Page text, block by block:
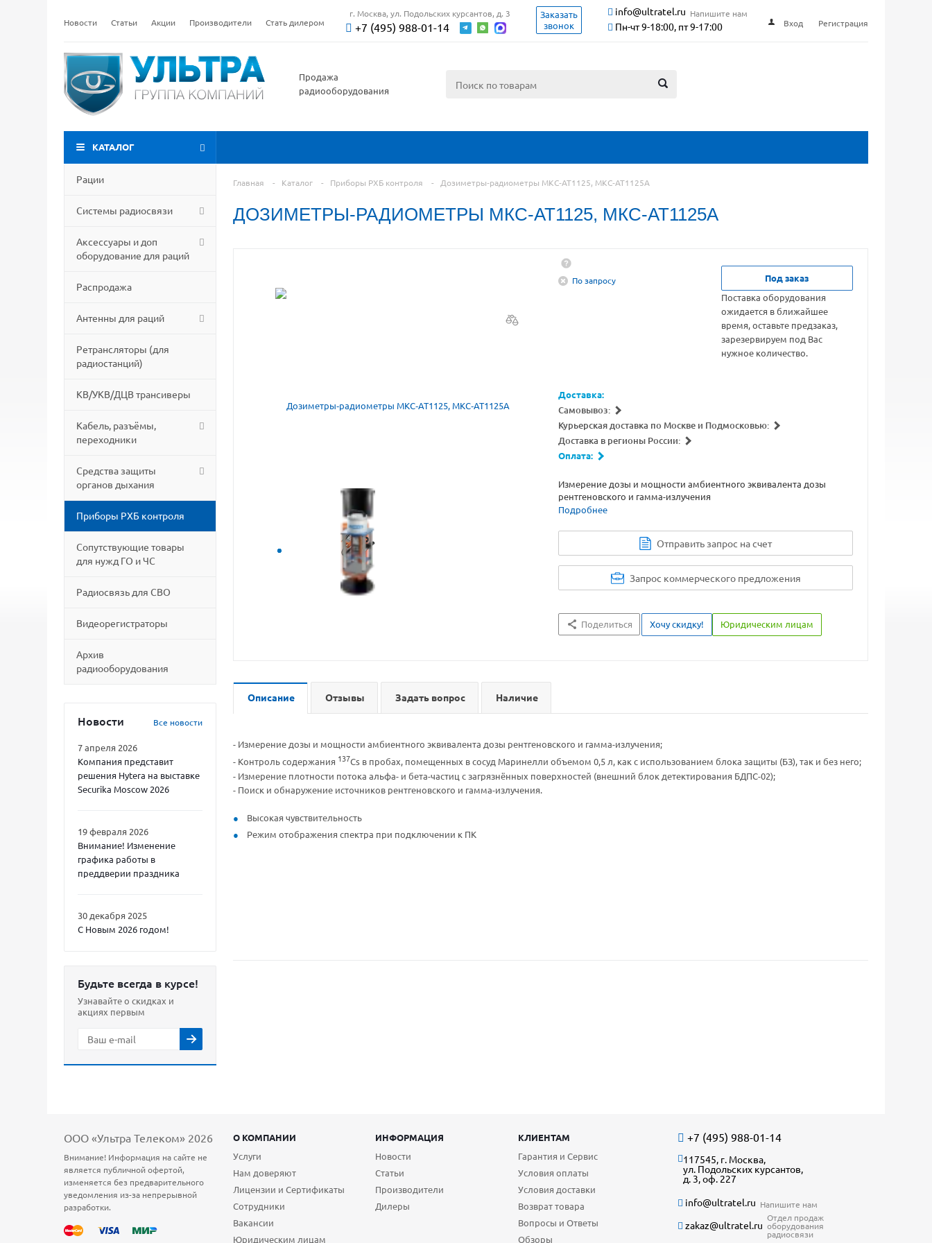
Новости Статьи Акции Производители Стать дилером
г. Москва, ул. Подольских курсантов, д. 3
+7 (495) 988-01-14
Заказать
звонок
info@ultratel.ru Напишите нам
Пн-чт 9-18:00, пт 9-17:00 Вход Регистрация
Продажа
радиооборудования
КАТАЛОГ
Рации
Системы радиосвязи
Аксессуары и доп
оборудование для раций
Распродажа
Антенны для раций
Ретрансляторы (для
радиостанций)
КВ/УКВ/ДЦВ трансиверы
Кабель, разъёмы,
переходники
Средства защиты
органов дыхания
Приборы РХБ контроля
Сопутствующие товары
для нужд ГО и ЧС
Радиосвязь для СВО
Видеорегистраторы
Архив
радиооборудования
Новости Все новости
7 апреля 2026
Компания представит
решения Hytera на выставке
Securika Moscow 2026
19 февраля 2026
Внимание! Изменение
графика работы в
преддверии праздника
30 декабря 2025
С Новым 2026 годом!
Будьте всегда в курсе!
Узнавайте о скидках и
акциях первым
Главная - Каталог - Приборы РХБ контроля - Дозиметры‑радиометры МКС‑АТ1125, МКС‑АТ1125А
ДОЗИМЕТРЫ‑РАДИОМЕТРЫ МКС‑АТ1125, МКС‑АТ1125А
По запросу
Под заказ
Поставка оборудования
ожидается в ближайшее
время, оставьте предзаказ,
зарезервируем под Вас
нужное количество.
Доставка:
Самовывоз:
Курьерская доставка по Москве и Подмосковью:
Доставка в регионы России:
Оплата:
Измерение дозы и мощности амбиентного эквивалента дозы
рентгеновского и гамма-излучения
Подробнее
Отправить запрос на счет
Запрос коммерческого предложения
Поделиться Хочу скидку! Юридическим лицам
Описание Отзывы Задать вопрос Наличие
- Измерение дозы и мощности амбиентного эквивалента дозы рентгеновского и гамма-излучения;
- Контроль содержания 137Cs в пробах, помещенных в сосуд Маринелли объемом 0,5 л, как с использованием блока защиты (БЗ), так и без него;
- Измерение плотности потока альфа- и бета-частиц с загрязнённых поверхностей (внешний блок детектирования БДПС-02);
- Поиск и обнаружение источников рентгеновского и гамма-излучения.
Высокая чувствительность
Режим отображения спектра при подключении к ПК
ООО «Ультра Телеком» 2026
Внимание! Информация на сайте не
является публичной офертой,
изменяется без предварительного
уведомления из-за непрерывной
разработки.
О КОМПАНИИ ИНФОРМАЦИЯ
КЛИЕНТАМ
Услуги
Нам доверяют
Лицензии и Сертификаты
Сотрудники
Вакансии
Юридическим лицам
Новости
Статьи
Производители
Дилеры
Гарантия и Сервис
Условия оплаты
Условия доставки
Возврат товара
Вопросы и Ответы
Обзоры
+7 (495) 988-01-14
117545, г. Москва,
ул. Подольских курсантов,
д. 3, оф. 227
info@ultratel.ru Напишите нам
zakaz@ultratel.ru
Отдел продаж
оборудования
радиосвязи